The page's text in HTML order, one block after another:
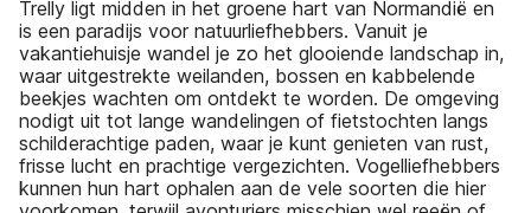
Trelly ligt midden in het groene hart van Normandië en
is een paradijs voor natuurliefhebbers. Vanuit je
vakantiehuisje wandel je zo het glooiende landschap in,
waar uitgestrekte weilanden, bossen en kabbelende
beekjes wachten om ontdekt te worden. De omgeving
nodigt uit tot lange wandelingen of fietstochten langs
schilderachtige paden, waar je kunt genieten van rust,
frisse lucht en prachtige vergezichten. Vogelliefhebbers
kunnen hun hart ophalen aan de vele soorten die hier